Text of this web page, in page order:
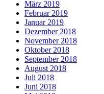
März 2019
Februar 2019
Januar 2019
Dezember 2018
November 2018
Oktober 2018
September 2018
August 2018
Juli 2018
Juni 2018